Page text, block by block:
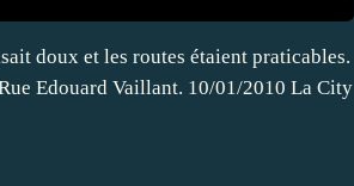
doux et les routes étaient praticables.
Edouard Vaillant. 10/01/2010 La City